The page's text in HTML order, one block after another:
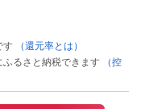
す
（還元率とは）
るさと納税できます
（控